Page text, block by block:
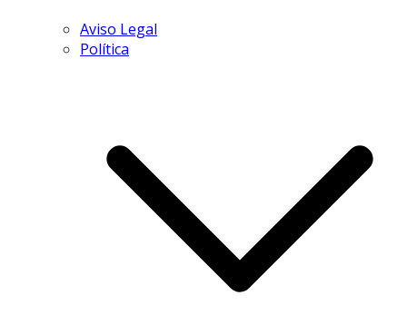
Aviso Legal
Política